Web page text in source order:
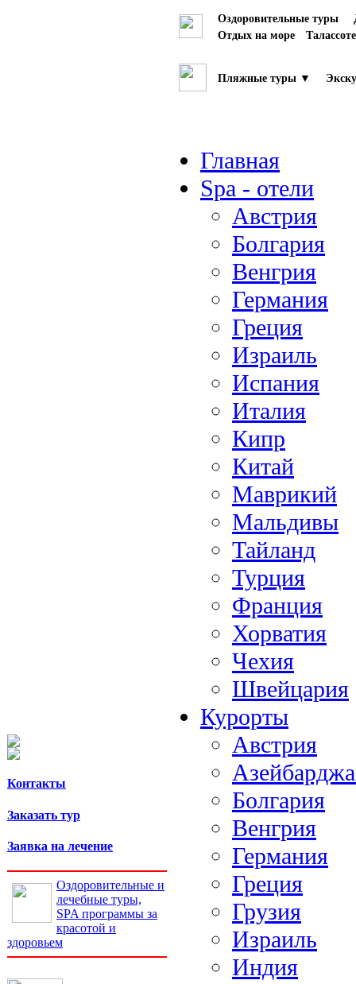
Контакты
Заказать тур
Заявка на лечение
Оздоровительные и
лечебные туры,
SPA программы за
красотой и
здоровьем
Оздоровительные туры
Отдых на море
Пляжные туры ▼
Главная
Spa - отели
Австрия
Болгария
Венгрия
Германия
Греция
Израиль
Испания
Италия
Кипр
Китай
Маврикий
Мальдивы
Тайланд
Турция
Франция
Хорватия
Чехия
Швейцария
Курорты
Австрия
Болгария
Венгрия
Германия
Греция
Грузия
Израиль
Индия